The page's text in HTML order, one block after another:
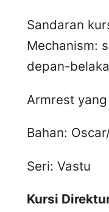
Sandaran
Mechanism:
depan-
Armrest
Bahan:
Seri: Vastu
Kursi